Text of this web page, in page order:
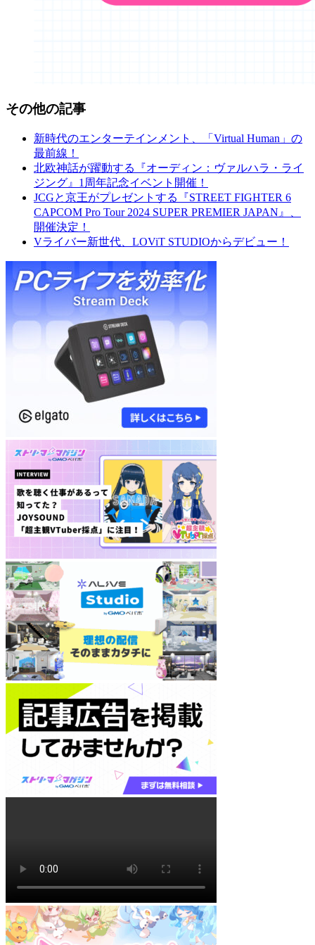
その他の記事
新時代のエンターテインメント、「Virtual Human」の
最前線！
北欧神話が躍動する『オーディン：ヴァルハラ・ライ
ジング』1周年記念イベント開催！
JCGと京王がプレゼントする『STREET FIGHTER 6
CAPCOM Pro Tour 2024 SUPER PREMIER JAPAN』、
開催決定！
Vライバー新世代、LOViT STUDIOからデビュー！
Elgato:SP